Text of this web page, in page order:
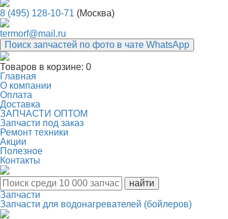
8 (495) 128-10-71 (Москва)
termorf@mail.ru
Поиск запчастей по фото в чате WhatsApp
Товаров в корзине: 0
Главная
О компании
Оплата
Доставка
ЗАПЧАСТИ ОПТОМ
Запчасти под заказ
Ремонт техники
Акции
Полезное
Контакты
Запчасти
Запчасти для водонагревателей (бойлеров)